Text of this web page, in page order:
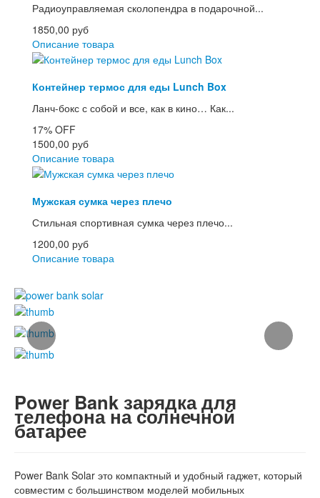
Радиоуправляемая сколопендра в подарочной...
1850,00 руб
Описание товара
Контейнер термос для еды Lunch Box
Ланч-бокс с собой и все, как в кино… Как...
17% OFF
1500,00 руб
Описание товара
Мужская сумка через плечо
Стильная спортивная сумка через плечо...
1200,00 руб
Описание товара
Power Bank зарядка для
телефона на солнечной
батарее
Power Bank Solar это компактный и удобный гаджет, который
совместим с большинством моделей мобильных